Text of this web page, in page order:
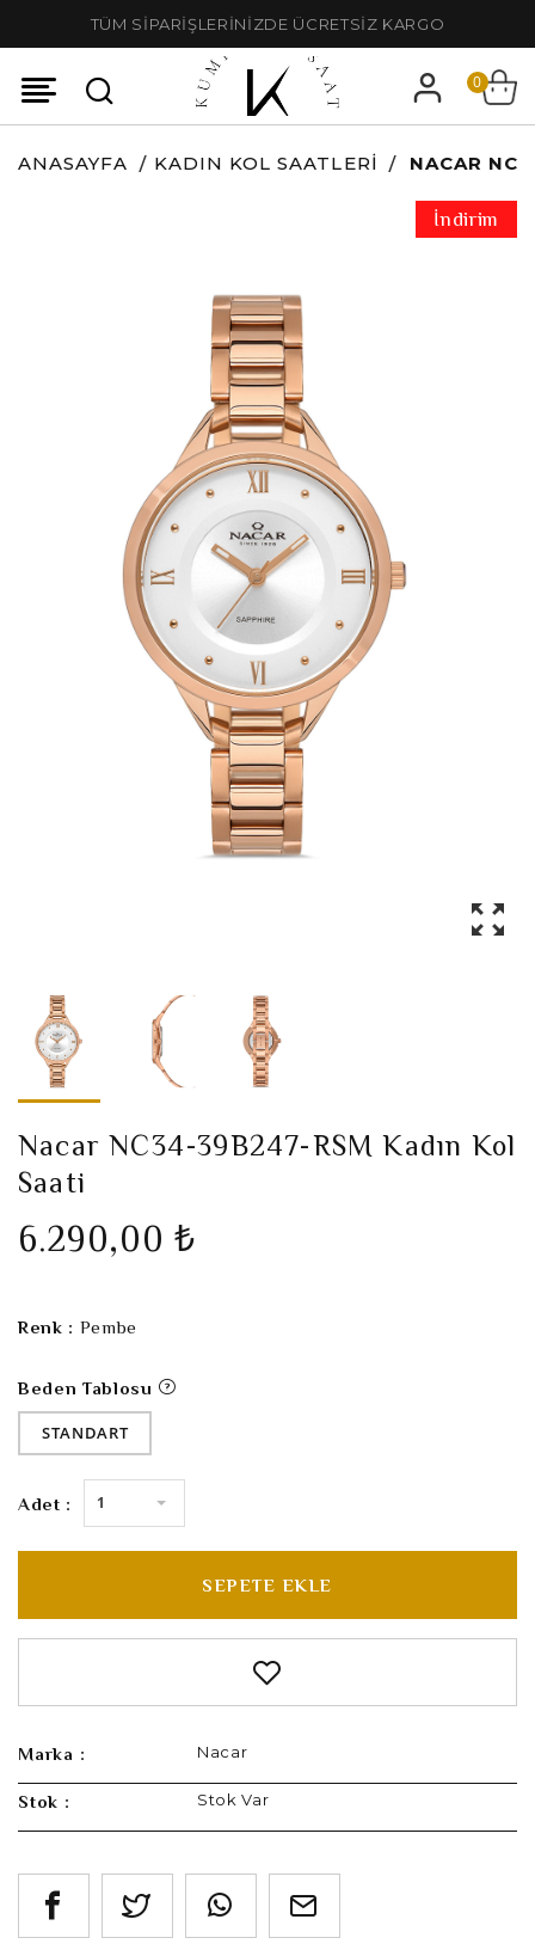
TÜM SİPARİŞLERİNİZDE ÜCRETSİZ KARGO
0
ANASAYFA KADIN KOL SAATLERI NACAR
İndirim
Nacar NC34-39B247-RSM Kadın Kol
Saati
6.290,00 ₺
Renk : Pembe
Beden Tablosu
STANDART
Adet : 1
SEPETE EKLE
Marka : Nacar
Stok : Stok Var